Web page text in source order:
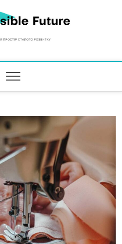
Future